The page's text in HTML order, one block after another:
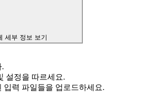
세부 정보 보기
.
설정을 따르세요.
입력 파일들을 업로드하세요.